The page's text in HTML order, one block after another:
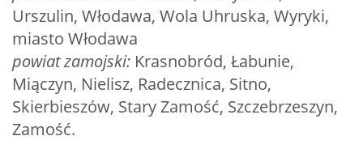
Urszulin, Włodawa, Wola Uhruska, Wyryki,
miasto Włodawa
powiat zamojski: Krasnobród, Łabunie,
Miączyn, Nielisz, Radecznica, Sitno,
Skierbieszów, Stary Zamość, Szczebrzeszyn,
Zamość.